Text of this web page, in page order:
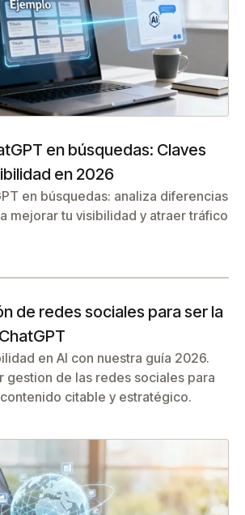
en búsquedas: Claves
en 2026
en búsquedas: analiza diferencias
mejorar tu visibilidad y atraer tráfico
de redes sociales para ser la
en AI con nuestra guía 2026.
gestion de las redes sociales para
citable y estratégico.